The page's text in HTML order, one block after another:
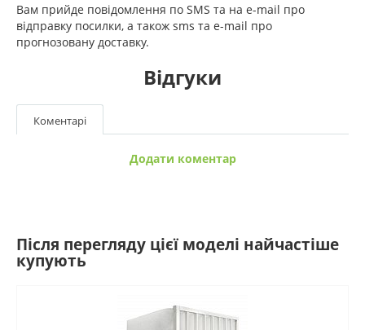
Вам прийде повідомлення по SMS та на e-mail про
відправку посилки, а також sms та e-mail про
прогнозовану доставку.
Відгуки
Коментарі
Додати коментар
Після перегляду цієї моделі найчастіше
купують